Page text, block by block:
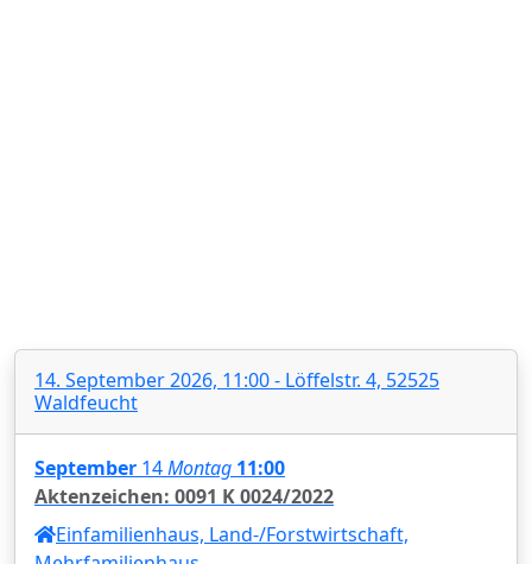
14. September 2026, 11:00 - Löffelstr. 4, 52525
Waldfeucht
September 14Montag 11:00
Aktenzeichen: 0091 K 0024/2022
Einfamilienhaus, Land-/Forstwirtschaft,